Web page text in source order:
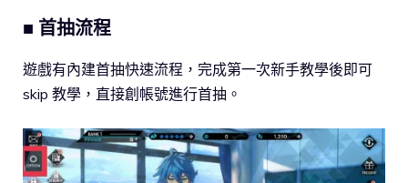
■ 首抽流程
遊戲有內建首抽快速流程，完成第一次新手教學後即可
skip 教學，直接創帳號進行首抽。